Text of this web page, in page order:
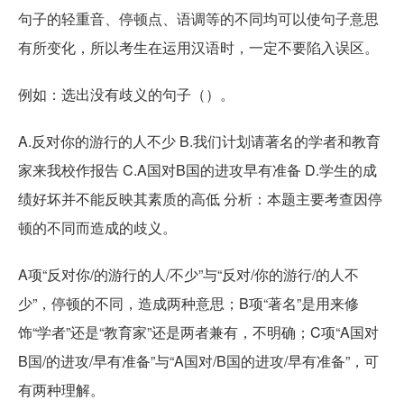
句子的轻重音、停顿点、语调等的不同均可以使句子意思
有所变化，所以考生在运用汉语时，一定不要陷入误区。
例如：选出没有歧义的句子（）。
A.反对你的游行的人不少 B.我们计划请著名的学者和教育
家来我校作报告 C.A国对B国的进攻早有准备 D.学生的成
绩好坏并不能反映其素质的高低 分析：本题主要考查因停
顿的不同而造成的歧义。
A项“反对你/的游行的人/不少”与“反对/你的游行/的人不
少”，停顿的不同，造成两种意思；B项“著名”是用来修
饰“学者”还是“教育家”还是两者兼有，不明确；C项“A国对
B国/的进攻/早有准备”与“A国对/B国的进攻/早有准备”，可
有两种理解。